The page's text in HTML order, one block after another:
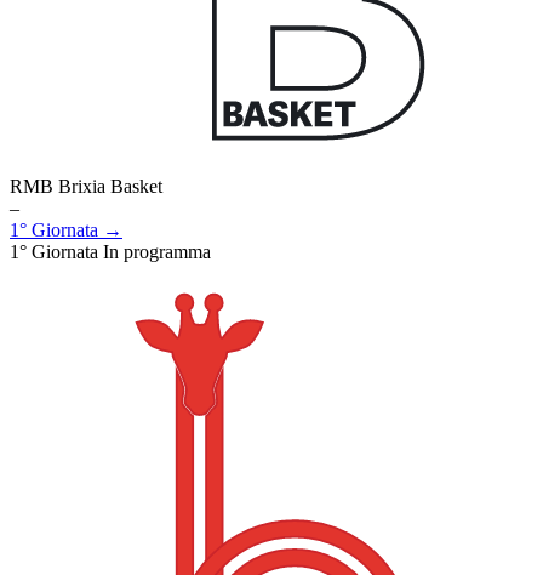
RMB Brixia Basket
–
1° Giornata →
1° Giornata In programma